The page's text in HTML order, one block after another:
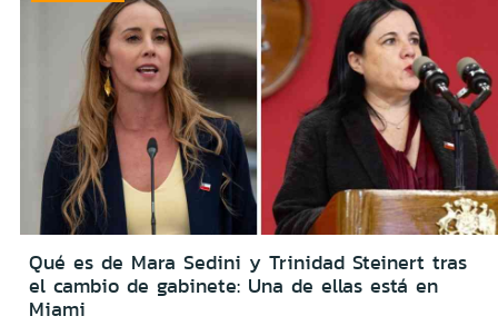
Qué es de Mara Sedini y Trinidad Steinert tras
el cambio de gabinete: Una de ellas está en
Miami